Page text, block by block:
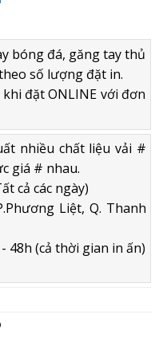
bóng đá, găng tay thủ
số lượng đặt in.
khi đặt ONLINE với đơn
nhiều chất liệu vải #
giá # nhau.
cả các ngày)
Liệt, Q. Thanh
48h (cả thời gian in ấn)